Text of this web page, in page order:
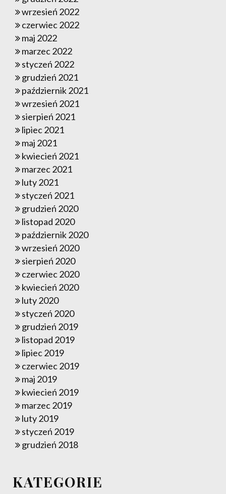
wrzesień 2022
czerwiec 2022
maj 2022
marzec 2022
styczeń 2022
grudzień 2021
październik 2021
wrzesień 2021
sierpień 2021
lipiec 2021
maj 2021
kwiecień 2021
marzec 2021
luty 2021
styczeń 2021
grudzień 2020
listopad 2020
październik 2020
wrzesień 2020
sierpień 2020
czerwiec 2020
kwiecień 2020
luty 2020
styczeń 2020
grudzień 2019
listopad 2019
lipiec 2019
czerwiec 2019
maj 2019
kwiecień 2019
marzec 2019
luty 2019
styczeń 2019
grudzień 2018
KATEGORIE